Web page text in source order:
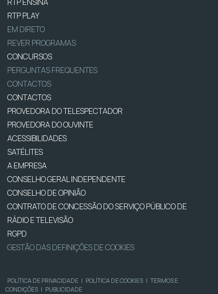
RTP PLAY
EM DIRETO
REVER PROGRAMAS
CONCURSOS
PERGUNTAS FREQUENTES
CONTACTOS
CONTACTOS
PROVEDORA DO TELESPECTADOR
PROVEDORA DO OUVINTE
ACESSIBILIDADES
SATÉLITES
A EMPRESA
CONSELHO GERAL INDEPENDENTE
CONSELHO DE OPINIÃO
CONTRATO DE CONCESSÃO DO SERVIÇO PÚBLICO DE
RÁDIO E TELEVISÃO
RGPD
GESTÃO DAS DEFINIÇÕES DE COOKIES
POLÍTICA DE PRIVACIDADE | POLÍTICA DE COOKIES | TERMOS E
CONDIÇÕES | PUBLICIDADE